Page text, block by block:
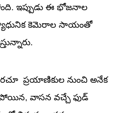
ఇప్పుడు ఈ భోజనాల
కెమెరాల సాయంతో
ప్రయాణికుల నుంచి అనేక
వాసన వచ్చే ఫుడ్